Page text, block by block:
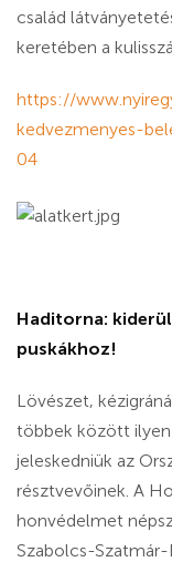
család
keretében a
https://
kedvezmenyes-
04
Haditorna:
puskákhoz!
Lövészet,
többek között
jeleskedniük az
résztvevőinek. A
honvédelmet
Szabolcs-